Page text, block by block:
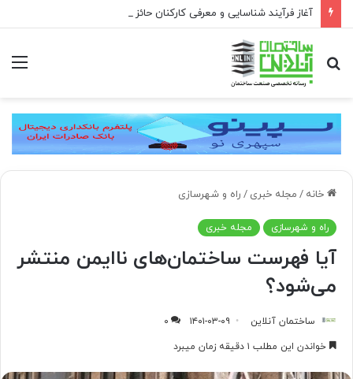
جستجو
برای
خانه / مجله خبری / راه و شهرسازی
راه و شهرسازی مجله خبری
آیا فهرست ساختمان‌های ناایمن منتشر
می‌‏‏شود؟
ساختمان آنلاین ۱۴۰۱-۰۳-۰۹
۰
خواندن این مطلب ۱ دقیقه زمان میبرد